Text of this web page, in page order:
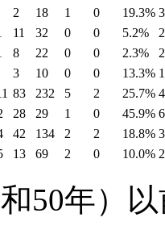
2 18 1 0 19.3%
11 32 0 0 5.2%
8 22 0 0 2.3%
3 10 0 0 13.3%
83 232 5 2 25.7%
28 29 1 0 45.9%
42 134 2 2 18.8%
13 69 2 0 10.0%
50年）